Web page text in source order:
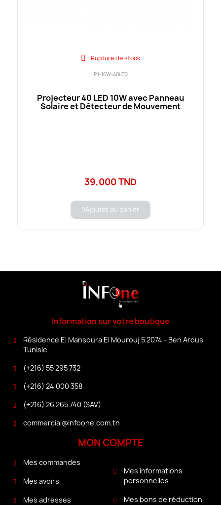
Rupture de stock
PJ-10W-40LED
Projecteur 40 LED 10W avec Panneau
Solaire et Détecteur de Mouvement
39,000 TND
Ajouter au panier
Information sur votre boutique
Résidence El Mansoura El Mourouj 5 2074 - Ben Arous
Tunisie
(+216) 55 295 732
(+216) 24 000 358
(+216) 26 265 740 (SAV)
commercial@infoone.com.tn
MON COMPTE
Mes commandes
Mes avoirs
Mes adresses
Mes informations
personnelles
Mes bons de réduction